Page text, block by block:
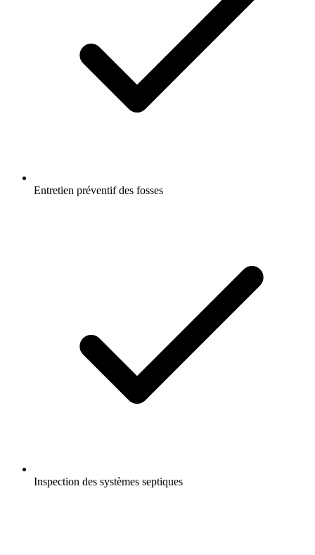
Entretien préventif des fosses
Inspection des systèmes septiques